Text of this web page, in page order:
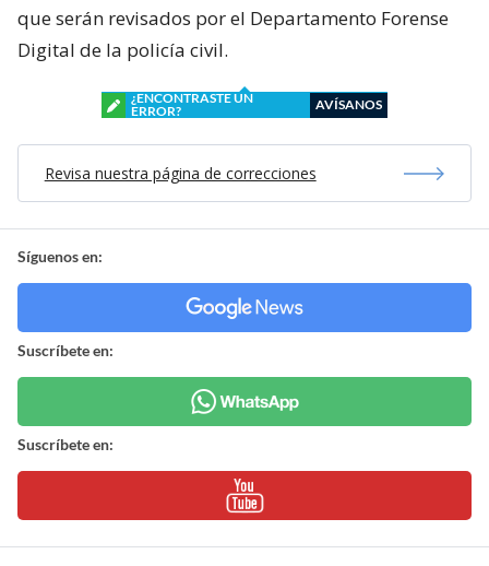
que serán revisados por el Departamento Forense
Digital de la policía civil.
¿ENCONTRASTE UN
ERROR?
AVÍSANOS
Revisa nuestra página de correcciones
Síguenos en:
Suscríbete en:
Suscríbete en: